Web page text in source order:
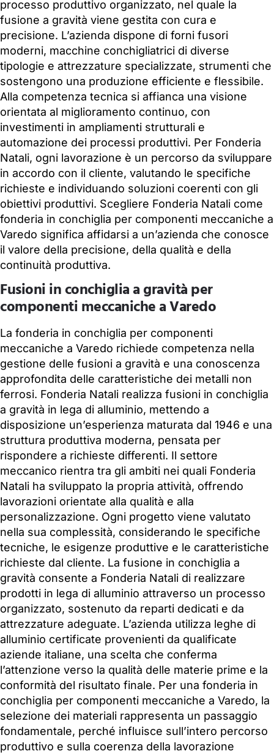
processo produttivo organizzato, nel quale la
fusione a gravità viene gestita con cura e
precisione. L’azienda dispone di forni fusori
moderni, macchine conchigliatrici di diverse
tipologie e attrezzature specializzate, strumenti che
sostengono una produzione efficiente e flessibile.
Alla competenza tecnica si affianca una visione
orientata al miglioramento continuo, con
investimenti in ampliamenti strutturali e
automazione dei processi produttivi. Per Fonderia
Natali, ogni lavorazione è un percorso da sviluppare
in accordo con il cliente, valutando le specifiche
richieste e individuando soluzioni coerenti con gli
obiettivi produttivi. Scegliere Fonderia Natali come
fonderia in conchiglia per componenti meccaniche a
Varedo significa affidarsi a un’azienda che conosce
il valore della precisione, della qualità e della
continuità produttiva.
Fusioni in conchiglia a gravità per
componenti meccaniche a Varedo
La fonderia in conchiglia per componenti
meccaniche a Varedo richiede competenza nella
gestione delle fusioni a gravità e una conoscenza
approfondita delle caratteristiche dei metalli non
ferrosi. Fonderia Natali realizza fusioni in conchiglia
a gravità in lega di alluminio, mettendo a
disposizione un’esperienza maturata dal 1946 e una
struttura produttiva moderna, pensata per
rispondere a richieste differenti. Il settore
meccanico rientra tra gli ambiti nei quali Fonderia
Natali ha sviluppato la propria attività, offrendo
lavorazioni orientate alla qualità e alla
personalizzazione. Ogni progetto viene valutato
nella sua complessità, considerando le specifiche
tecniche, le esigenze produttive e le caratteristiche
richieste dal cliente. La fusione in conchiglia a
gravità consente a Fonderia Natali di realizzare
prodotti in lega di alluminio attraverso un processo
organizzato, sostenuto da reparti dedicati e da
attrezzature adeguate. L’azienda utilizza leghe di
alluminio certificate provenienti da qualificate
aziende italiane, una scelta che conferma
l’attenzione verso la qualità delle materie prime e la
conformità del risultato finale. Per una fonderia in
conchiglia per componenti meccaniche a Varedo, la
selezione dei materiali rappresenta un passaggio
fondamentale, perché influisce sull’intero percorso
produttivo e sulla coerenza della lavorazione